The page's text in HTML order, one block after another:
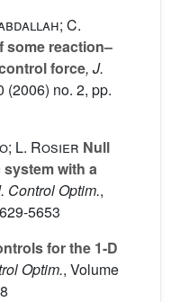
C.
some reaction–
force, J.
(2006) no. 2, pp.
L. Rosier Null
with a
Control Optim.,
5653
for the 1-D
Optim., Volume